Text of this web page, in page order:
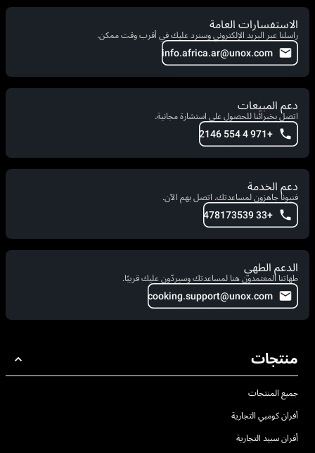
الاستفسارات العامة
راسلنا عبر البريد الإلكتروني وسنرد عليك في أقرب وقت ممكن.
info.africa.ar@unox.com
دعم المبيعات
اتصل بخبرائنا للحصول على استشارة مجانية.
+971 4 554 2146
دعم الخدمة
فنيونا جاهزون لمساعدتك. اتصل بهم الآن.
+33 478173539
الدعم الطهي
طهاتنا المعتمدون هنا لمساعدتك وسيردّون عليك قريبًا.
cooking.support@unox.com
منتجات
جميع المنتجات
أفران كومبي التجارية
أفران سبيد التجارية